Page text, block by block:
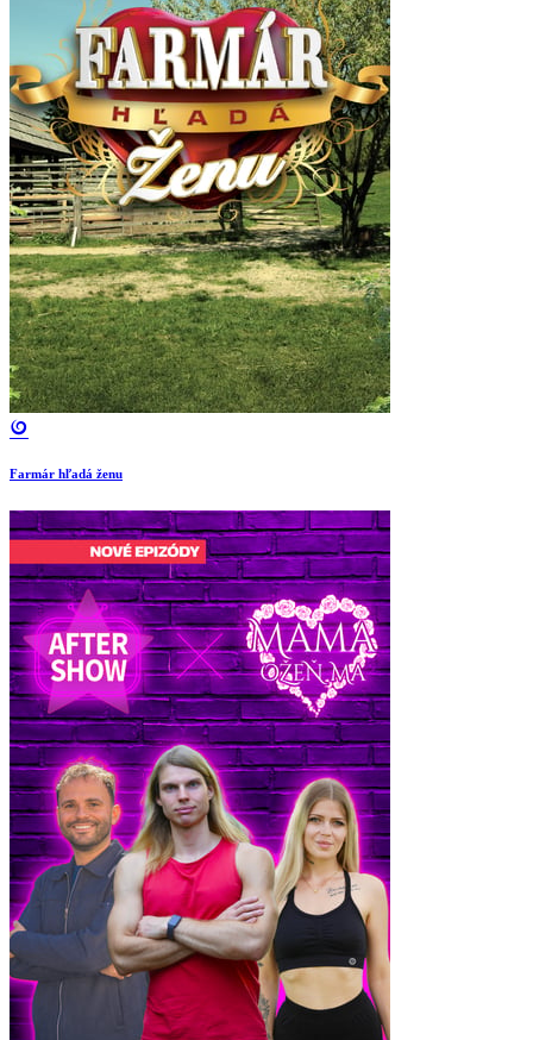
Farmár hľadá ženu